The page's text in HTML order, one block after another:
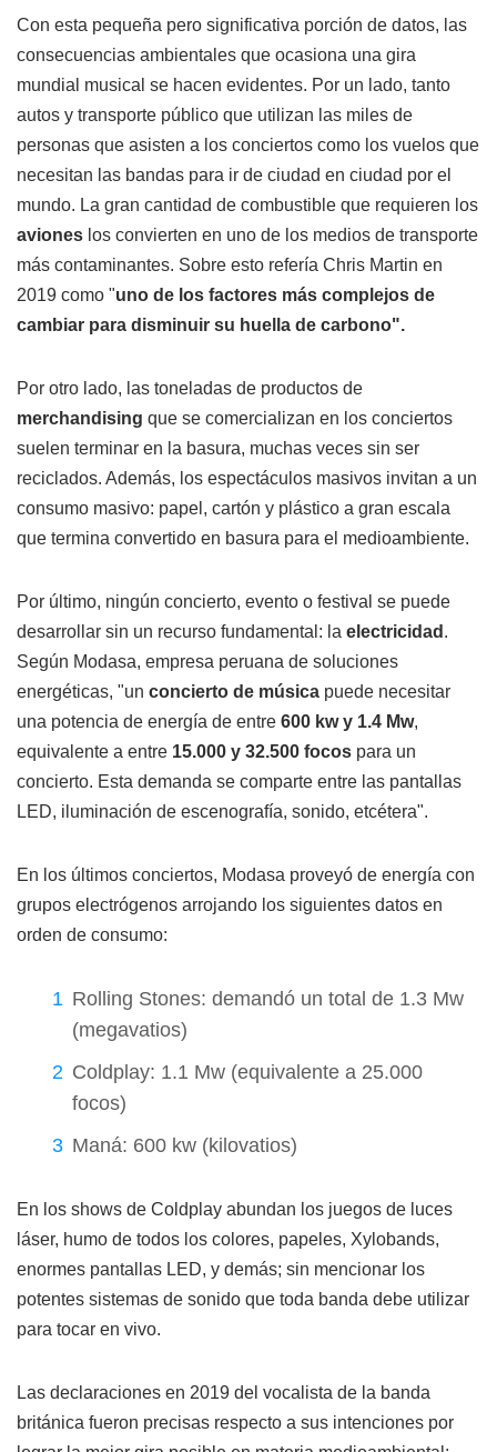
Con esta pequeña pero significativa porción de datos, las
consecuencias ambientales que ocasiona una gira
mundial musical se hacen evidentes. Por un lado, tanto
autos y transporte público que utilizan las miles de
personas que asisten a los conciertos como los vuelos que
necesitan las bandas para ir de ciudad en ciudad por el
mundo. La gran cantidad de combustible que requieren los
aviones los convierten en uno de los medios de transporte
más contaminantes. Sobre esto refería Chris Martin en
2019 como "uno de los factores más complejos de
cambiar para disminuir su huella de carbono".
Por otro lado, las toneladas de productos de
merchandising que se comercializan en los conciertos
suelen terminar en la basura, muchas veces sin ser
reciclados. Además, los espectáculos masivos invitan a un
consumo masivo: papel, cartón y plástico a gran escala
que termina convertido en basura para el medioambiente.
Por último, ningún concierto, evento o festival se puede
desarrollar sin un recurso fundamental: la electricidad .
Según Modasa, empresa peruana de soluciones
energéticas, "un concierto de música puede necesitar
una potencia de energía de entre 600 kw y 1.4 Mw,
equivalente a entre 15.000 y 32.500 focos para un
concierto. Esta demanda se comparte entre las pantallas
LED, iluminación de escenografía, sonido, etcétera".
En los últimos conciertos, Modasa proveyó de energía con
grupos electrógenos arrojando los siguientes datos en
orden de consumo:
Rolling Stones: demandó un total de 1.3 Mw
(megavatios)
Coldplay: 1.1 Mw (equivalente a 25.000
focos)
Maná: 600 kw (kilovatios)
En los shows de Coldplay abundan los juegos de luces
láser, humo de todos los colores, papeles, Xylobands,
enormes pantallas LED, y demás; sin mencionar los
potentes sistemas de sonido que toda banda debe utilizar
para tocar en vivo.
Las declaraciones en 2019 del vocalista de la banda
británica fueron precisas respecto a sus intenciones por